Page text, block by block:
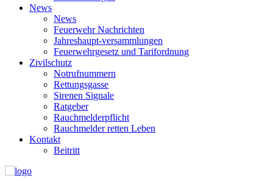
News
News
Feuerwehr Nachrichten
Jahreshaupt-versammlungen
Feuerwehrgesetz und Tarifordnung
Zivilschutz
Notrufnummern
Rettungsgasse
Sirenen Signale
Ratgeber
Rauchmelderpflicht
Rauchmelder retten Leben
Kontakt
Beitritt